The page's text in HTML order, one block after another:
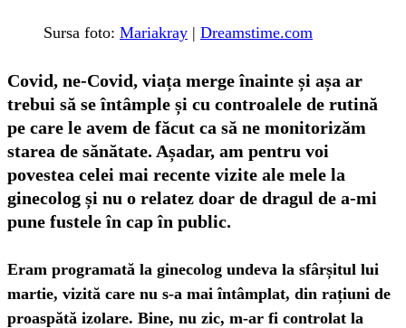
Sursa foto: Mariakray | Dreamstime.com
Covid, ne-Covid, viața merge înainte și așa ar
trebui să se întâmple și cu controalele de rutină
pe care le avem de făcut ca să ne monitorizăm
starea de sănătate. Așadar, am pentru voi
povestea celei mai recente vizite ale mele la
ginecolog și nu o relatez doar de dragul de a-mi
pune fustele în cap în public.
Eram programată la ginecolog undeva la sfârșitul lui
martie, vizită care nu s-a mai întâmplat, din rațiuni de
proaspătă izolare. Bine, nu zic, m-ar fi controlat la